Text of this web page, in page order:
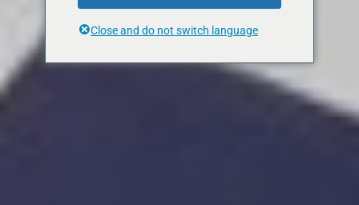
Close and do not switch language